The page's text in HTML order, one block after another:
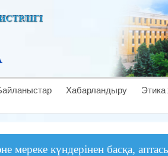
Хабарландыру Этика
күндерінен басқа, аптасына